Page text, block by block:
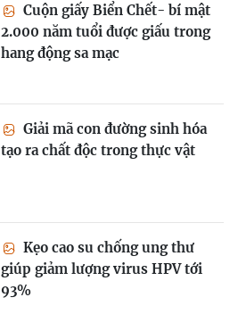
Cuộn giấy Biển Chết- bí mật
2.000 năm tuổi được giấu trong
hang động sa mạc
Giải mã con đường sinh hóa
tạo ra chất độc trong thực vật
Kẹo cao su chống ung thư
giúp giảm lượng virus HPV tới
93%